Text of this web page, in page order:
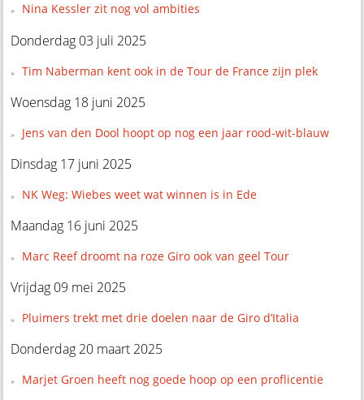
Nina Kessler zit nog vol ambities
Donderdag 03 juli 2025
Tim Naberman kent ook in de Tour de France zijn plek
Woensdag 18 juni 2025
Jens van den Dool hoopt op nog een jaar rood-wit-blauw
Dinsdag 17 juni 2025
NK Weg: Wiebes weet wat winnen is in Ede
Maandag 16 juni 2025
Marc Reef droomt na roze Giro ook van geel Tour
Vrijdag 09 mei 2025
Pluimers trekt met drie doelen naar de Giro d’Italia
Donderdag 20 maart 2025
Marjet Groen heeft nog goede hoop op een proflicentie